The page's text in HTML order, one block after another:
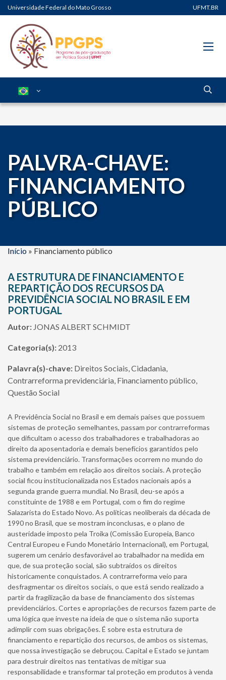
Universidade Federal do Mato Grosso UFMT.BR
PALVRA-CHAVE:
FINANCIAMENTO
PÚBLICO
Início » Financiamento público
A ESTRUTURA DE FINANCIAMENTO E
REPARTIÇÃO DOS RECURSOS DA
PREVIDÊNCIA SOCIAL NO BRASIL E EM
PORTUGAL
Autor: JONAS ALBERT SCHMIDT
Categoria(s): 2013
Palavra(s)-chave: Direitos Sociais, Cidadania,
Contrarreforma previdenciária, Financiamento público,
Questão Social
A Previdência Social no Brasil e em demais países que possuem
sistemas de proteção semelhantes, passam por contrarreformas
que dificultam o acesso dos trabalhadores e trabalhadoras ao
direito da aposentadoria e demais benefícios garantidos pelo
sistema previdenciário. Transformações ocorrem no mundo do
trabalho e também em relação aos direitos sociais. A proteção
social ficou institucionalizada nos Estados nacionais após a
segunda grande guerra mundial. No Brasil, deu-se após a
constituinte de 1988 e em Portugal, com o fim do regime
Salazarista do Estado Novo. As políticas neoliberais da década de
1990 no Brasil, que se mostram inconclusas, e o plano de
austeridade imposto pela Troika (Comissão Europeia, Banco
Central Europeu e Fundo Monetário Internacional), em Portugal,
sugerem um cenário desfavorável ao trabalhador na medida em
que, de sua proteção social, são subtraídos os direitos
historicamente conquistados. A contrarreforma veio para
desfragmentar os direitos sociais, o que está sendo realizado a
partir da fragilização da base de financiamento dos sistemas
previdenciários. Cortes e apropriações de recursos fazem parte de
uma lógica que investe na ideia de que o sistema não suporta
adimplir com suas obrigações. É sobre esta estrutura de
financiamento e repartição dos recursos, de ambos os sistemas,
que nossa investigação se debruçou. Capital e Estado se juntam
para destruir direitos nas tentativas de mitigar sua
responsabilidade e transformar tal proteção em produtos à venda